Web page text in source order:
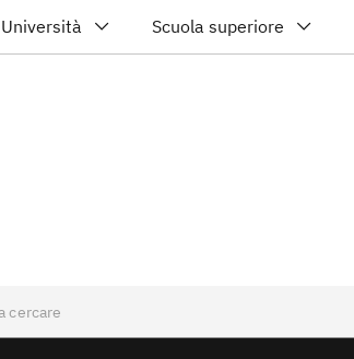
Università Scuola superiore